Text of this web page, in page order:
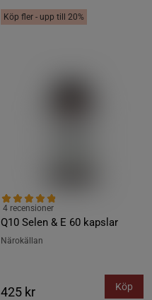
Köp fler - upp till 20%
Q10 Selen & E 60 kapslar
4 recensioner
Närokällan
425 kr Köp